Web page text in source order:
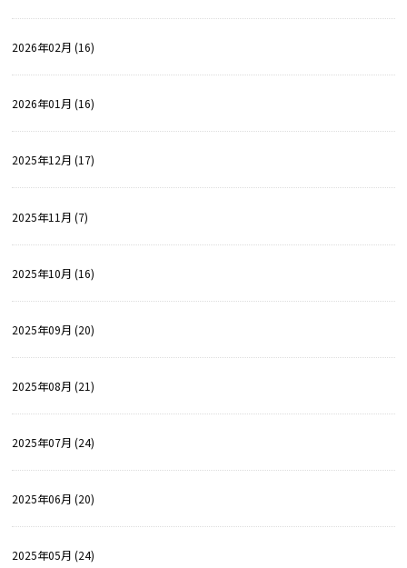
2026年02月 (16)
2026年01月 (16)
2025年12月 (17)
2025年11月 (7)
2025年10月 (16)
2025年09月 (20)
2025年08月 (21)
2025年07月 (24)
2025年06月 (20)
2025年05月 (24)